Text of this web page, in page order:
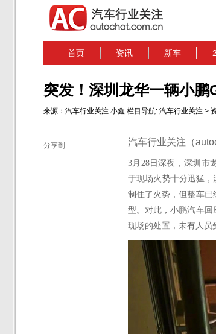
首页 资讯 新车
突发！深圳龙华一辆小鹏
来源： 汽车行业关注 小鑫 栏目导航: 汽车行业关注 >
分享到 汽车行业关注（
3月 28日深夜，深圳市
于现场火势十分迅猛，
制住了火势，但整车已
型。对此，小鹏汽车回
现场的处置，未有人员